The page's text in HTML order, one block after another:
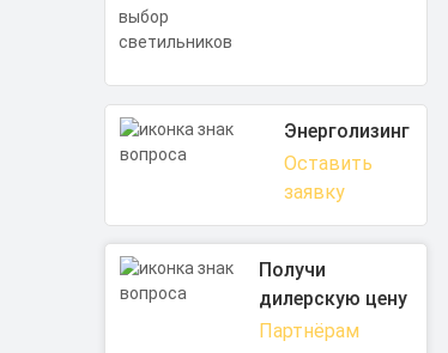
Энерголизинг
Оставить
заявку
Получи
дилерскую цену
Партнёрам